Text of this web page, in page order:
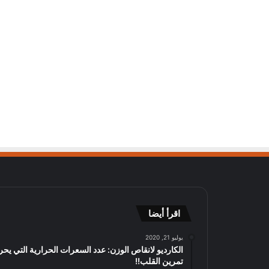
اقرأ أيضا
يوليو 21, 2020
الكارديو لانقاص الوزن: عدد السعرات الحرارية التي
تمرين القلب!!